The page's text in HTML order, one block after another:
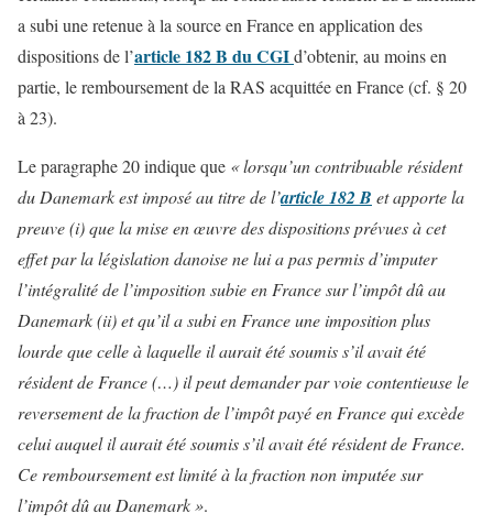
a subi une retenue à la source en France en application des
dispositions de l’article 182 B du CGId’obtenir, au moins en
partie, le remboursement de la RAS acquittée en France (cf. § 20
à 23).
Le paragraphe 20 indique que « lorsqu’un contribuable résident
du Danemark est imposé au titre de l’article 182 B et apporte la
preuve (i) que la mise en œuvre des dispositions prévues à cet
effet par la législation danoise ne lui a pas permis d’imputer
l’intégralité de l’imposition subie en France sur l’impôt dû au
Danemark (ii) et qu’il a subi en France une imposition plus
lourde que celle à laquelle il aurait été soumis s’il avait été
résident de France (…) il peut demander par voie contentieuse le
reversement de la fraction de l’impôt payé en France qui excède
celui auquel il aurait été soumis s’il avait été résident de France.
Ce remboursement est limité à la fraction non imputée sur
l’impôt dû au Danemark ».